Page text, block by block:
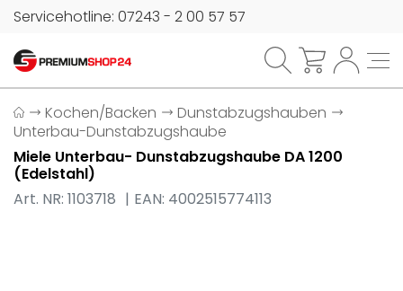
Servicehotline: 07243 - 2 00 57 57
Kochen/Backen
Dunstabzugshauben
Unterbau-Dunstabzugshaube
Miele Unterbau- Dunstabzugshaube DA 1200
(Edelstahl)
Art. NR: 1103718
EAN: 4002515774113